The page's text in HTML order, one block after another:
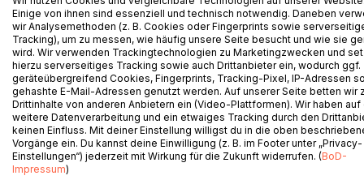
Personalmanagement reagieren kann.
Literaturquellen, eine eigene empirische
Einleitungsteil) in insgesamt 3 Kapitel.
Zu Beginn des 2. Kapitels werden zunächst
Später beleuchtet dieser Teil die Ziele des
die Organisation des Personalbereichs.
Im darauf folgenden Teil erfolgt einleitend eine
verschiedenen externen Einflussfaktoren sind in
Mitarbeiter im Unternehmen und die
Jeweils in Form einer Tabelle sind die
Personalmanagement sowie mitarbeiter- und
Einige von ihnen sind essenziell und technisch notwendig. Daneben
wir Analysemethoden (z. B. Cookies oder Fingerprints sowie
Tracking), um zu messen, wie häufig unsere Seite besucht und wie sie
wird. Wir verwenden Trackingtechnologien zu Marketingzwecken und
hierzu serverseitiges Tracking sowie auch Drittanbieter ein, wodurch ggf.
geräteübergreifend Cookies, Fingerprints, Tracking-Pixel, IP-Adressen
gehashte E-Mail-Adressen genutzt werden. Auf unserer Seite betten wir
Drittinhalte von anderen Anbietern ein (Video-Plattformen). Wir haben auf
weitere Datenverarbeitung und ein etwaiges Tracking durch den
keinen Einfluss. Mit deiner Einstellung willigst du in die oben
Vorgänge ein. Du kannst deine Einwilligung (z. B. im Footer unter „Privacy-
Einstellungen“) jederzeit mit Wirkung für die Zukunft widerrufen. (BoD-
Impressum)